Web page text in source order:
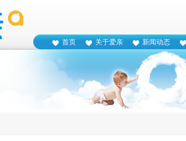
首页 关于爱亲 新闻动态